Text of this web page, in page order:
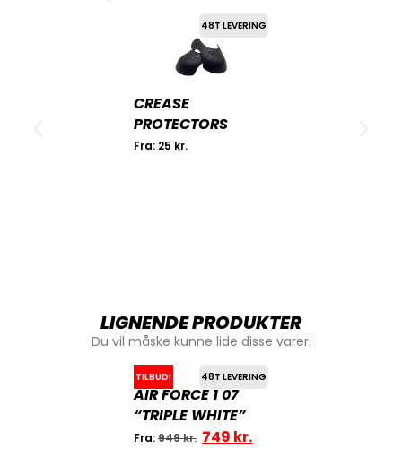
48T LEVERING
CREASE
PROTECTORS
Fra: 25 kr.
LIGNENDE PRODUKTER
Du vil måske kunne lide disse varer:
TILBUD! 48T LEVERING
AIR FORCE 1 07
“TRIPLE WHITE”
Fra:949kr. 749 kr.